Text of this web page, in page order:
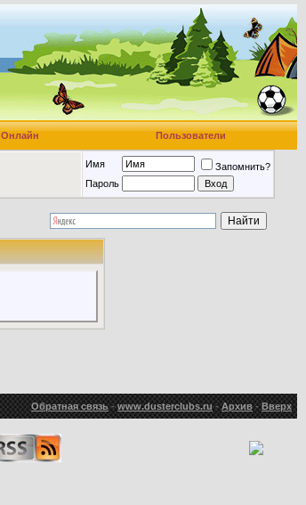
Онлайн Пользователи
Имя
Запомнить?
Пароль
Обратная связь-www.dusterclubs.ru-Архив-Вверх